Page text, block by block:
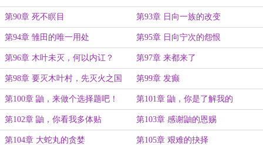
完
第90章 死不瞑目 第93章 日向一族的改变
第94章 雏田的唯一用处 第95章 日向宁次的怨恨
第96章 木叶未灭，何以内讧？ 第97章 来都来了
第98章 要灭木叶村，先灭火之国 第99章 发癫
第100章 鼬，来做个选择题吧！ 第101章 鼬，你是了解我的
第102章 鼬，你看我多体贴 第103章 感谢鼬的恩赐
第104章 大蛇丸的贪婪 第105章 艰难的抉择